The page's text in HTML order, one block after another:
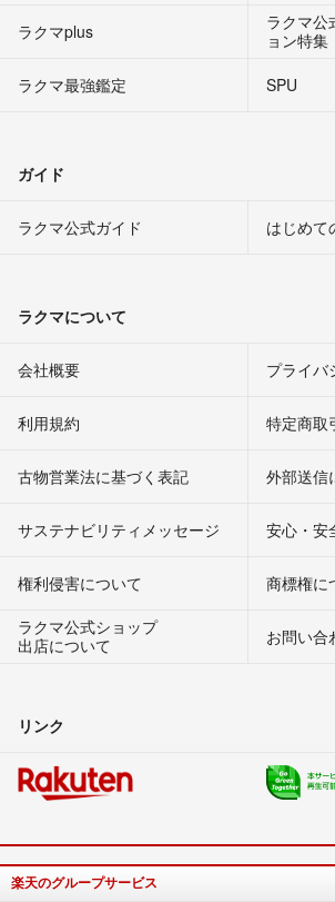
ラクマplus
ラクマ公
ョン特集
ラクマ最強鑑定
SPU
ガイド
ラクマ公式ガイド はじめて
ラクマについて
会社概要 プライバ
利用規約 特定商取
古物営業法に基づく表記 外部送信
サステナビリティメッセージ 安心・安
権利侵害について
商標権に
ラクマ公式ショップ
出店について
お問い合
リンク
楽天のグループサービス